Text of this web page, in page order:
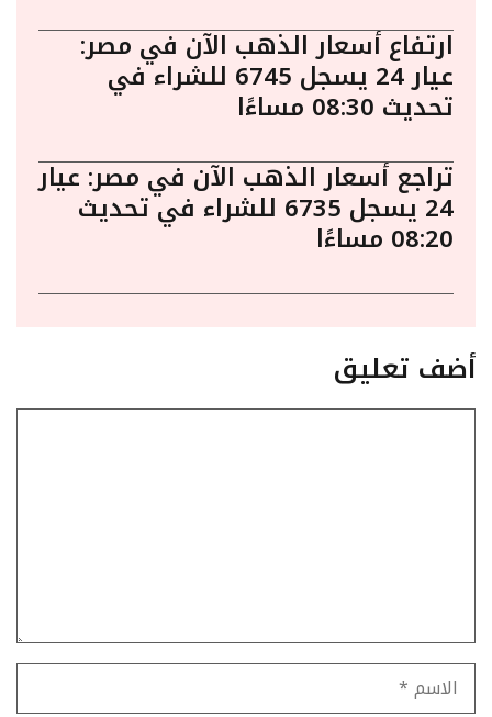
ارتفاع أسعار الذهب الآن في مصر:
عيار 24 يسجل 6745 للشراء في
تحديث 08:30 مساءًا
تراجع أسعار الذهب الآن في مصر: عيار
24 يسجل 6735 للشراء في تحديث
08:20 مساءًا
أضف تعليق
الاسم